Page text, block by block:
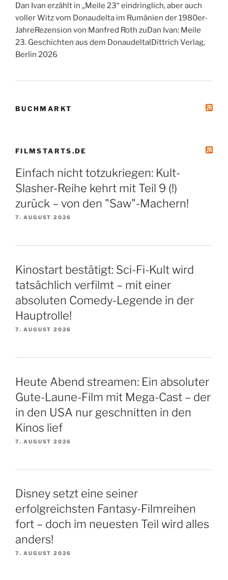
Dan Ivan erzählt in „Meile 23“ eindringlich, aber auch
voller Witz vom Donaudelta im Rumänien der 1980er-
JahreRezension von Manfred Roth zuDan Ivan: Meile
23. Geschichten aus dem DonaudeltalDittrich Verlag,
Berlin 2026
BUCHMARKT
FILMSTARTS.DE
Einfach nicht totzukriegen: Kult-
Slasher-Reihe kehrt mit Teil 9 (!)
zurück – von den "Saw"-Machern!
7. AUGUST 2026
Kinostart bestätigt: Sci-Fi-Kult wird
tatsächlich verfilmt – mit einer
absoluten Comedy-Legende in der
Hauptrolle!
7. AUGUST 2026
Heute Abend streamen: Ein absoluter
Gute-Laune-Film mit Mega-Cast – der
in den USA nur geschnitten in den
Kinos lief
7. AUGUST 2026
Disney setzt eine seiner
erfolgreichsten Fantasy-Filmreihen
fort – doch im neuesten Teil wird alles
anders!
7. AUGUST 2026